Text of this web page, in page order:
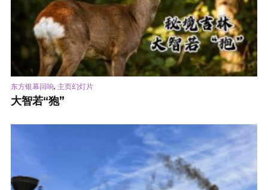
东方银幕回响, 主页幻灯片
大智若“狍”